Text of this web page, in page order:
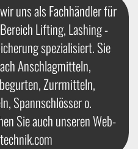
uns als Fachhändler für
Lifting, Lashing -
spezialisiert. Sie
Anschlagmitteln,
Zurrmitteln,
Spannschlösser o.
Sie auch unseren Web-